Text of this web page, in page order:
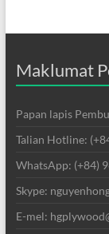
Maklumat
Papan lapis
Talian Hotline:
WhatsApp: (+84)
Skype:
E-mel: